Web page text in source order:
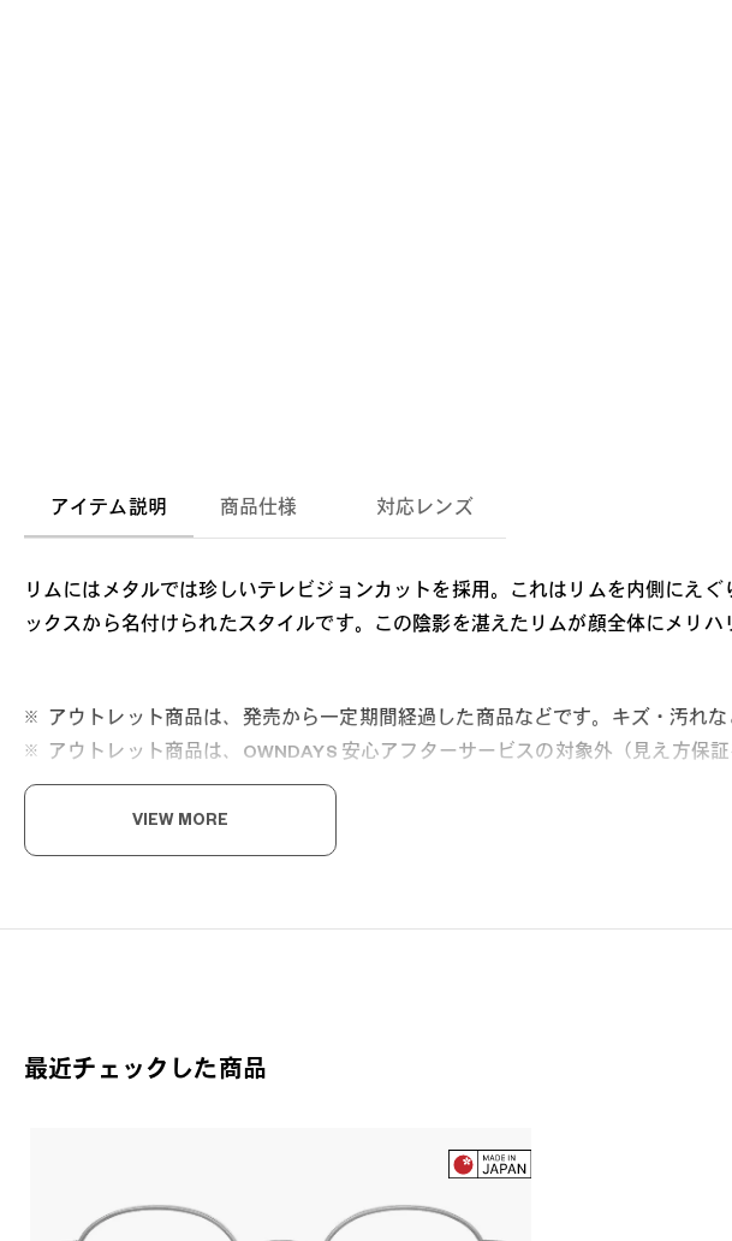
アイテム説明 商品仕様 対応レンズ
リムにはメタルでは珍しいテレビジョンカットを採用。これはリムを内側にえ
ックスから名付けられたスタイルです。この陰影を湛えたリムが顔全体にメリハ
アウトレット商品は、発売から一定期間経過した商品などです。キズ・汚れ
アウトレット商品は、OWNDAYS 安心アフターサービスの対象外（見え方保証
VIEW MORE
最近チェックした商品